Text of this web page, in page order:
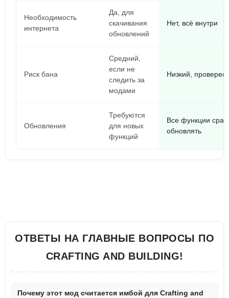
Необходимость
интернета
Да, для
скачивания
обновлений
Нет, всё внутри
Риск бана
Средний,
если не
следить за
модами
Низкий,
Обновления
Требуются
для новых
функций
Все функции
обновлять
ОТВЕТЫ НА ГЛАВНЫЕ ВОПРОСЫ ПО
CRAFTING AND BUILDING!
Почему этот мод считается имбой для Crafting and